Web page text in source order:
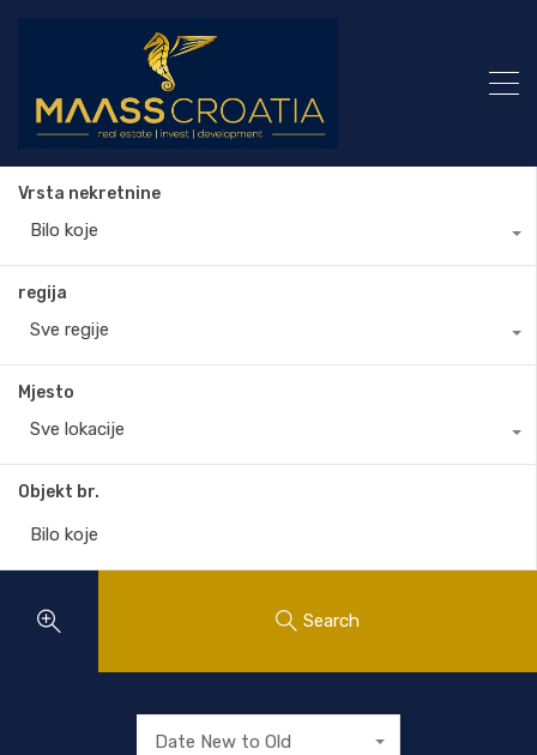
Vrsta nekretnine
Bilo koje
regija
Sve regije
Mjesto
Sve lokacije
Objekt br.
Search
Date New to Old